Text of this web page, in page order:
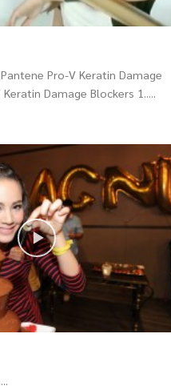
Pro-V Keratin Damage
Damage Blockers 1.....